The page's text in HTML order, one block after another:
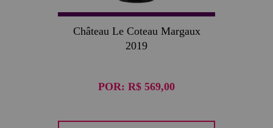
Château Le Coteau Margaux
2019
POR: R$ 569,00